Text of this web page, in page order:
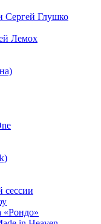
Сергей Глушко
Лемох
сессии
«Рондо»